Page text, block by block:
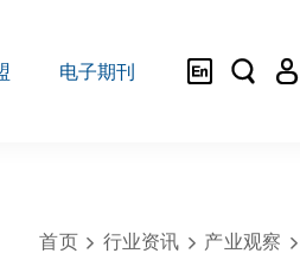
电子期刊 


首页  行业资讯  产业观察 